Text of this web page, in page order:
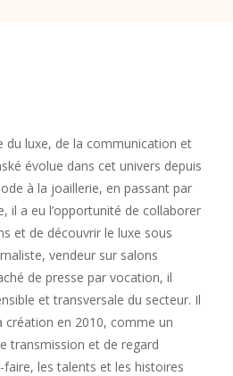
du luxe, de la communication et
évolue dans cet univers depuis
à la joaillerie, en passant par
il a eu l’opportunité de collaborer
et de découvrir le luxe sous
vendeur sur salons
de presse par vocation, il
et transversale du secteur. Il
création en 2010, comme un
transmission et de regard
les talents et les histoires